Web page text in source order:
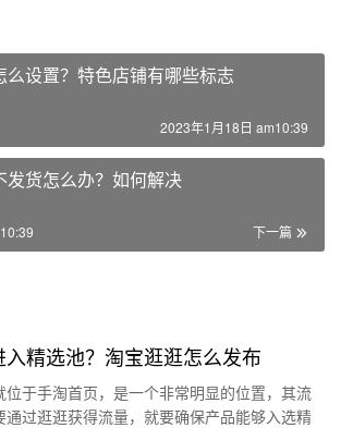
么设置？特色店铺有哪些标志
2023年1月18日 am10:39
发货怎么办？如何解决
下一篇
精选池？淘宝逛逛怎么发布
于手淘首页，是一个非常明显的位置，其流
过逛逛获得流量，就要确保产品能够入选精